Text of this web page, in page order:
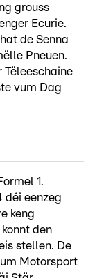
grouss
Ecurie.
de Senna
Pneuen.
Tëleeschaîne
vum Dag
1.
déi eenzeg
keng
den
stellen. De
Motorsport